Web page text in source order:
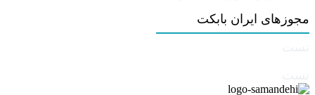
مجوزهای ایران بابکت